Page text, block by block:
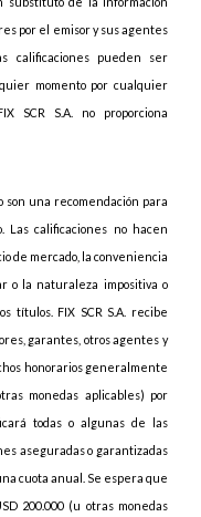
por el emisor y sus agentes
calificaciones pueden ser
momento por cualquier
SCR S.A. no proporciona
una recomendación para
calificaciones no hacen
de mercado, la conveniencia
o la naturaleza impositiva o
títulos. FIX SCR S.A. recibe
garantes, otros agentes y
honorarios generalmente
monedas aplicables) por
todas o algunas de las
aseguradas o garantizadas
cuota anual. Se espera que
200.000 (u otras monedas